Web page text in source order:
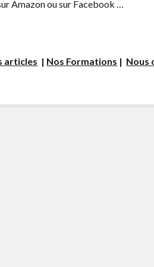
Amazon ou sur Facebook …
articles | Nos Formations | Nous